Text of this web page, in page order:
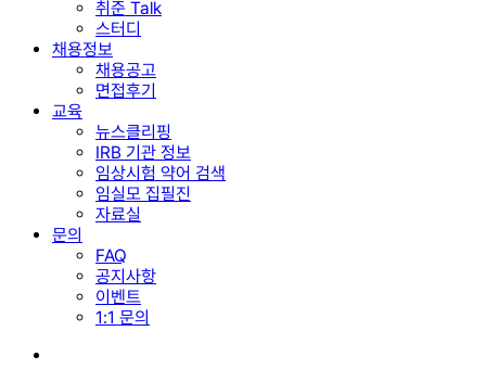
취준 Talk
스터디
채용정보
채용공고
면접후기
교육
뉴스클리핑
IRB 기관 정보
임상시험 약어 검색
임실모 집필진
자료실
문의
FAQ
공지사항
이벤트
1:1 문의